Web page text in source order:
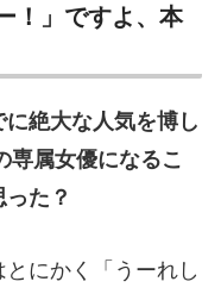
！」ですよ、本
絶大な人気を博し
専属女優になるこ
た？
とにかく「うーれし